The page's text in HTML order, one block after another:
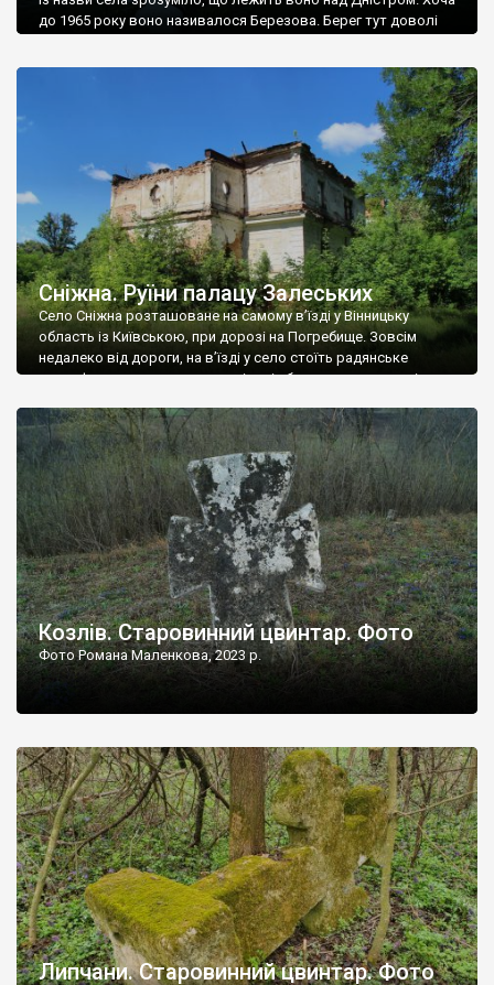
до 1965 року воно називалося Березова. Берег тут доволі
Наддністрянське відрізняється від більшості навколишніх
сіл. У селі є мурована Михайлівська церква. Точної дати […]
Сніжна. Руїни палацу Залеських
Село Сніжна розташоване на самому в’їзді у Вінницьку
область із Київською, при дорозі на Погребище. Зовсім
недалеко від дороги, на в’їзді у село стоїть радянське
рельєфне пано, яке показує жінку і яблуню, а трохи далі, десь
не видно, але видно дві стареньких колії у траві – […]
Козлів. Старовинний цвинтар. Фото
Фото Романа Маленкова, 2023 р.
Липчани. Старовинний цвинтар. Фото